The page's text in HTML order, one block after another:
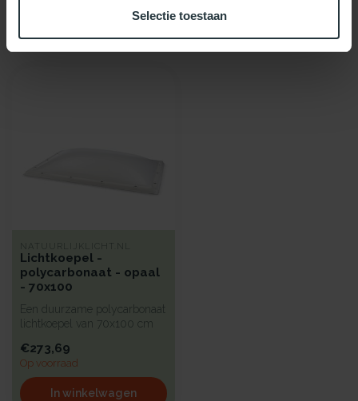
Selectie toestaan
Recent bekeken
NATUURLIJKLICHT.NL
Lichtkoepel -
polycarbonaat - opaal
- 70x100
Een duurzame polycarbonaat
lichtkoepel van 70x100 cm
€273,69
Op voorraad
In winkelwagen